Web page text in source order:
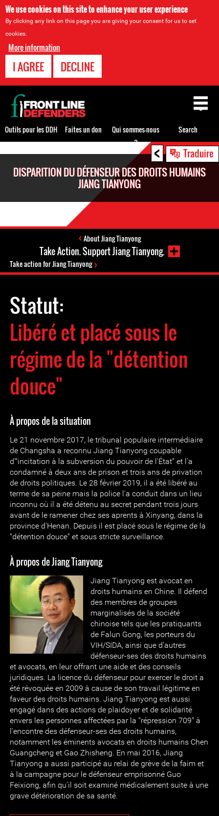
We use cookies on this site to enhance your user experience
By clicking any link on this page you are giving your consent for us to set
cookies.
More information
I AGREE DECLINE
< Traduire
DISPARITION DU DÉFENSEUR DES DROITS HUMAINS
JIANG TIANYONG
About Jiang Tianyong
Take Action. Support Jiang Tianyong.
Take action for Jiang Tianyong
Statut:
Libéré et placé sous le
régime de la "détention
douce"
À propos de la situation
Le 21 novembre 2017, le tribunal populaire intermédiaire
de Changsha a reconnu Jiang Tianyong coupable
d'"incitation à la subversion du pouvoir de l'État" et l'a
condamné à deux ans de prison et trois ans de privation
de droits politiques. Le 28 février 2019, il a été libéré au
terme de sa peine mais la police l'a conduit dans un lieu
inconnu où il a été détenu au secret pendant trois jours
avant de le ramener chez ses aprents à Xinyang, dans la
province d'Henan. Depuis il est placé sous le régime de la
"détention douce" et sous stricte surveillance.
À propos de Jiang Tianyong
Jiang Tianyong est avocat en
droits humains en Chine. Il défend
des membres de groupes
marginalisés de la société
chinoise tels que les pratiquants
de Falun Gong, les porteurs du
VIH/SIDA, ainsi que d'autres
défenseur-ses des droits humains
et avocats, en leur offrant une aide et des conseils
juridiques. La licence du défenseur pour exercer le droit a
été révoquée en 2009 à cause de son travail légitime en
faveur des droits humains. Jiang Tianyong est aussi
engagé dans des actions de plaidoyer et de solidarité
envers les personnes affectées par la "répression 709" à
l'encontre des défenseur-ses des droits humains,
notamment les éminents avocats en droits humains Chen
Guangcheng et Gao Zhisheng. En mai 2016, Jiang
Tianyong a aussi participé au relai de grève de la faim et
à la campagne pour le défenseur emprisonné Guo
Feixiong, afin qu'il soit examiné médicalement suite à une
grave détérioration de sa santé.
Back
to
top
Outils pour les DDH Faites un don
Qui sommes-nous
?
Search